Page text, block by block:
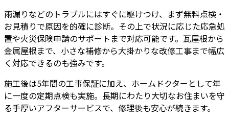
雨漏りなどのトラブルにはすぐに駆けつけ、まず無料点検・
お見積りで原因を的確に診断。その上で状況に応じた応急処
置や火災保険申請のサポートまで対応可能です。瓦屋根から
金属屋根まで、小さな補修から大掛かりな改修工事まで幅広
く対応できるのも強みです。
施工後は5年間の工事保証に加え、ホームドクターとして年
に一度の定期点検も実施。長期にわたり大切なお住まいを守
る手厚いアフターサービスで、修理後も安心が続きます。